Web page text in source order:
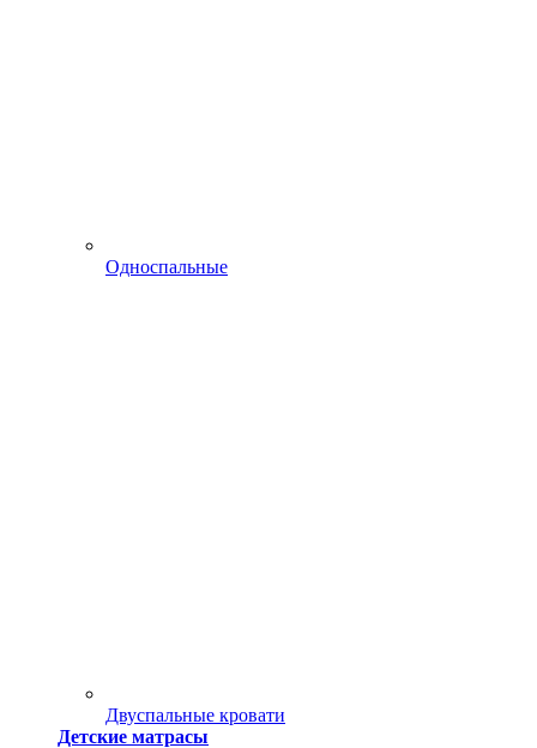
Односпальные
Двуспальные кровати
Детские матрасы